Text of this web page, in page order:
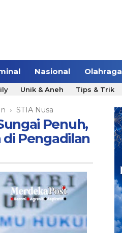
Nasional Olahraga
Unik & Aneh Tips & Trik
› STIA Nusa
Penuh,
di Pengadilan